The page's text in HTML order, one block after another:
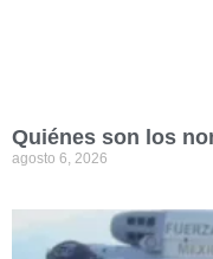
Quiénes son los
agosto 6, 2026